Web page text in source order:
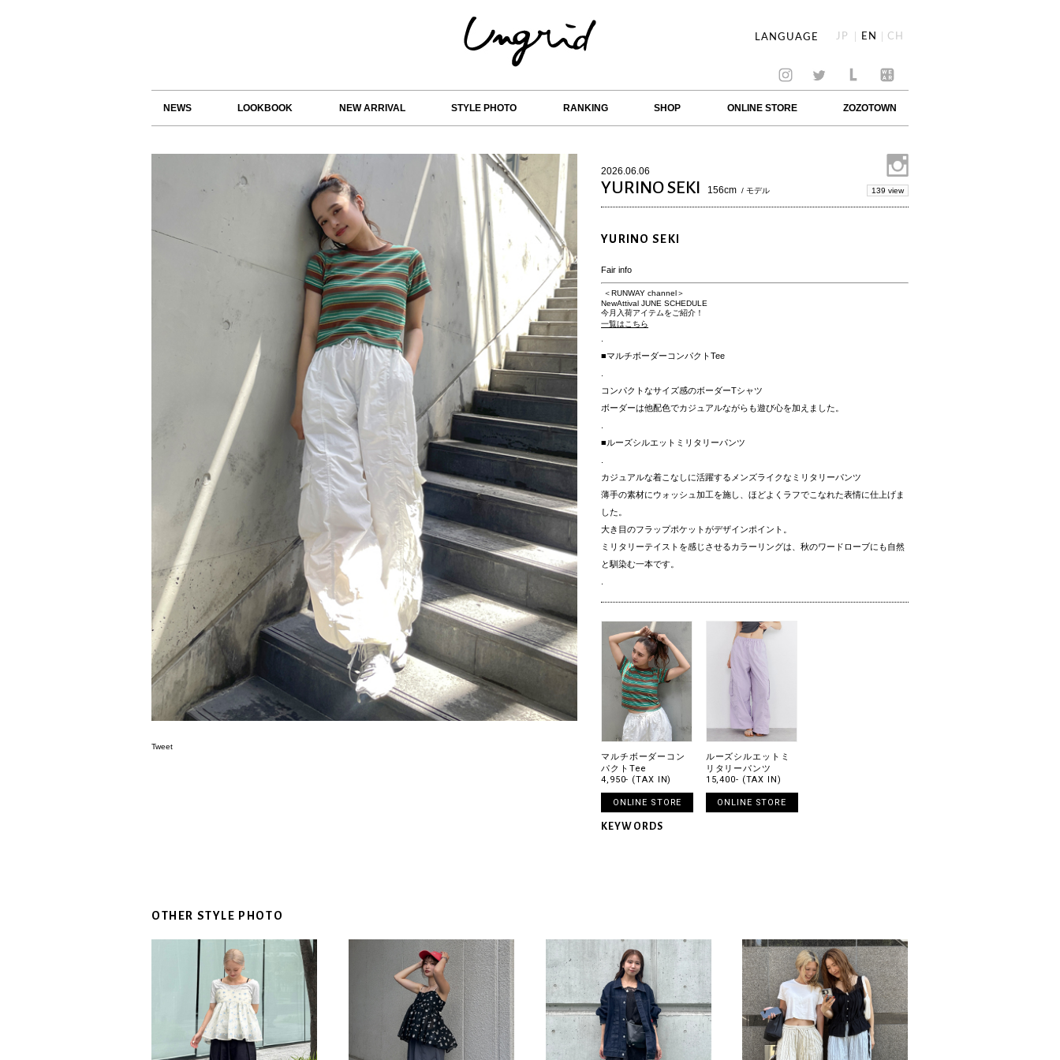
LANGUAGE JP EN CH
NEWS LOOKBOOK NEW ARRIVAL STYLE PHOTO RANKING SHOP ONLINE STORE ZOZOTOWN
Tweet
2026.06.06
YURINO SEKI 156cm / モデル 139 view
YURINO SEKI
Fair info
＜RUNWAY channel＞
NewAttival JUNE SCHEDULE
今月入荷アイテムをご紹介！
一覧はこちら
■マルチボーダーコンパクトTee
コンパクトなサイズ感のボーダーTシャツ
ボーダーは他配色でカジュアルながらも遊び心を加えました。
■ルーズシルエットミリタリーパンツ
カジュアルな着こなしに活躍するメンズライクなミリタリーパンツ
薄手の素材にウォッシュ加工を施し、ほどよくラフでこなれた表情に仕上げま
した。
大き目のフラップポケットがデザインポイント。
ミリタリーテイストを感じさせるカラーリングは、秋のワードローブにも自然
と馴染む一本です。
マルチボーダーコン
パクトTee
4,950- (TAX IN)
ONLINE STORE
ルーズシルエットミ
リタリーパンツ
15,400- (TAX IN)
ONLINE STORE
KEYWORDS
OTHER STYLE PHOTO